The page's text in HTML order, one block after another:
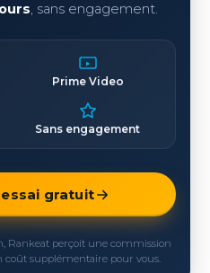
, sans engagement.
Prime Video
Sans engagement
gratuit
Rankeat perçoit une commission
coût supplémentaire pour vous.